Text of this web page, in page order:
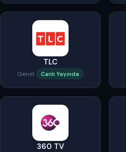
TLC
Genel Canlı Yayında
360 TV